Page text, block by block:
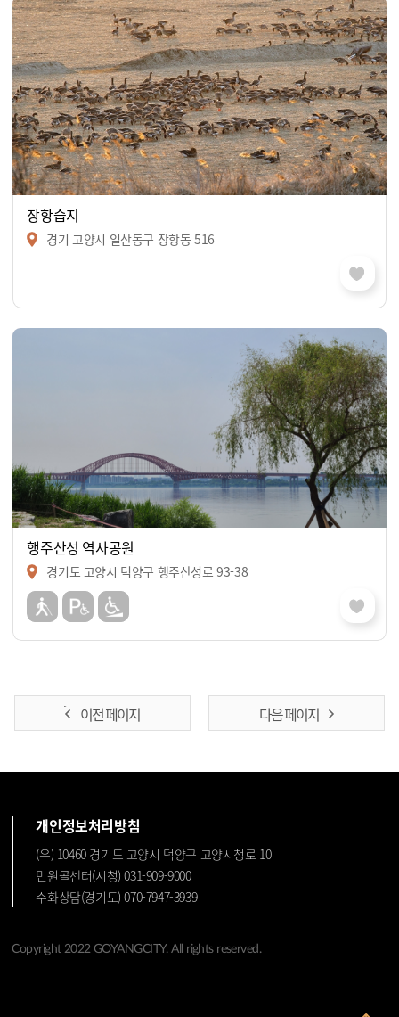
장항습지
경기 고양시 일산동구 장항동 516
행주산성 역사공원
경기도 고양시 덕양구 행주산성로 93-38
이전 페이지 다음 페이지
개인정보처리방침
(우) 10460 경기도 고양시 덕양구 고양시청로 10
민원콜센터(시청) 031-909-9000
수화상담(경기도) 070-7947-3939
Copyright 2022 GOYANGCITY. All rights reserved.